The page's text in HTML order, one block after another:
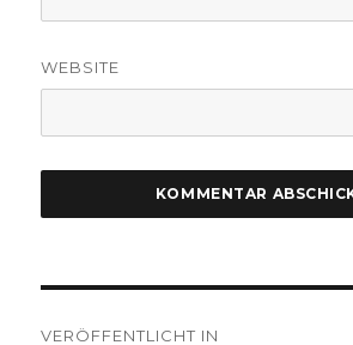
WEBSITE
VERÖFFENTLICHT IN